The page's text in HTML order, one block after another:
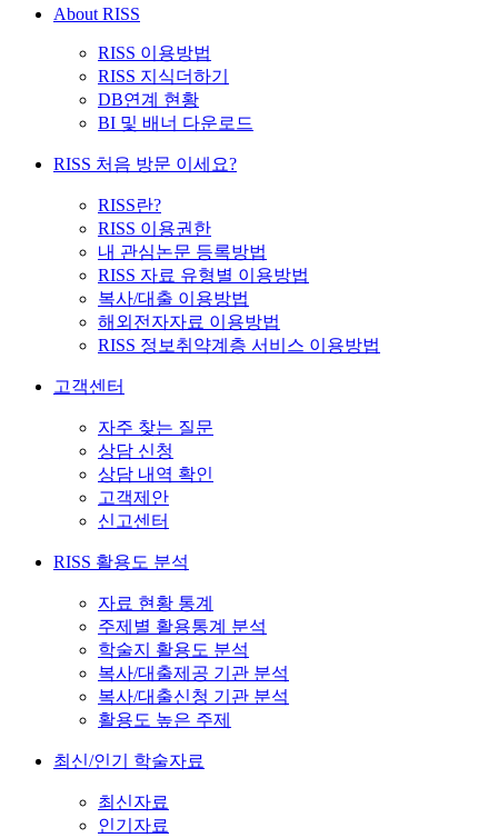
About RISS
RISS 이용방법
RISS 지식더하기
DB연계 현황
BI 및 배너 다운로드
RISS 처음 방문 이세요?
RISS란?
RISS 이용권한
내 관심논문 등록방법
RISS 자료 유형별 이용방법
복사/대출 이용방법
해외전자자료 이용방법
RISS 정보취약계층 서비스 이용방법
고객센터
자주 찾는 질문
상담 신청
상담 내역 확인
고객제안
신고센터
RISS 활용도 분석
자료 현황 통계
주제별 활용통계 분석
학술지 활용도 분석
복사/대출제공 기관 분석
복사/대출신청 기관 분석
활용도 높은 주제
최신/인기 학술자료
최신자료
인기자료